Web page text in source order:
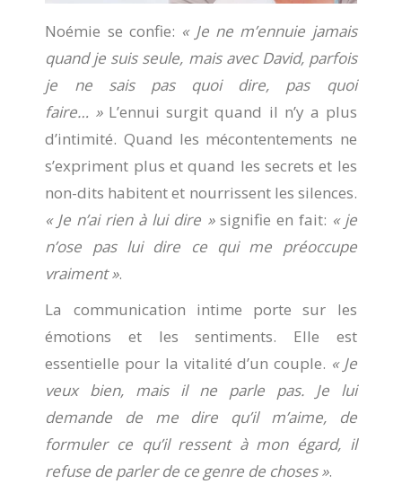
Noémie se confie: « Je ne m’ennuie jamais
quand je suis seule, mais avec David, parfois
je ne sais pas quoi dire, pas quoi
faire… » L’ennui surgit quand il n’y a plus
d’intimité. Quand les mécontentements ne
s’expriment plus et quand les secrets et les
non-dits habitent et nourrissent les silences.
« Je n’ai rien à lui dire »signifie en fait: « je
n’ose pas lui dire ce qui me préoccupe
vraiment ».
La communication intime porte sur les
émotions et les sentiments. Elle est
essentielle pour la vitalité d’un couple. « Je
veux bien, mais il ne parle pas. Je lui
demande de me dire qu’il m’aime, de
formuler ce qu’il ressent à mon égard, il
refuse de parler de ce genre de choses ».